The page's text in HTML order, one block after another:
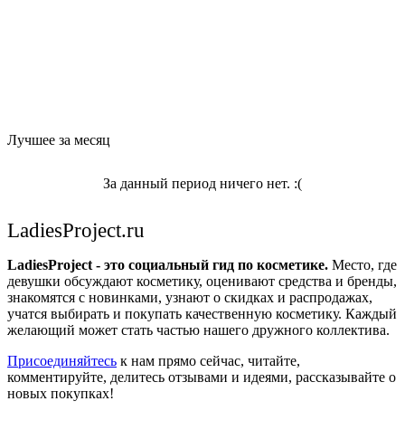
Лучшее за месяц
За данный период ничего нет. :(
LadiesProject.ru
LadiesProject - это социальный гид по косметике. Место, где
девушки обсуждают косметику, оценивают средства и бренды,
знакомятся с новинками, узнают о скидках и распродажах,
учатся выбирать и покупать качественную косметику. Каждый
желающий может стать частью нашего дружного коллектива.
Присоединяйтесь к нам прямо сейчас, читайте,
комментируйте, делитесь отзывами и идеями, рассказывайте о
новых покупках!